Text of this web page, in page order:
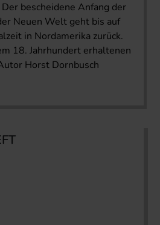
bescheidene Anfang der
Neuen Welt geht bis auf
in Nordamerika zurück.
18. Jahrhundert erhaltenen
Horst Dornbusch